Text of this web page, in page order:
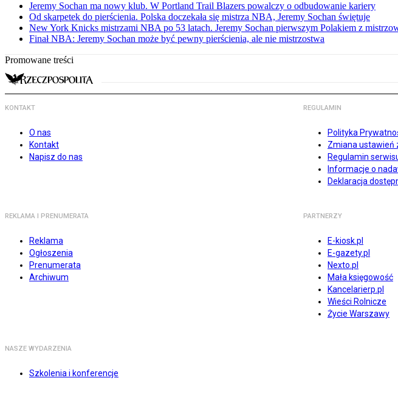
Jeremy Sochan ma nowy klub. W Portland Trail Blazers powalczy o odbudowanie kariery
Od skarpetek do pierścienia. Polska doczekała się mistrza NBA, Jeremy Sochan świętuje
New York Knicks mistrzami NBA po 53 latach. Jeremy Sochan pierwszym Polakiem z
Finał NBA: Jeremy Sochan może być pewny pierścienia, ale nie mistrzostwa
Promowane treści
KONTAKT
O nas
Kontakt
Napisz do nas
REGULAMIN
Polityka
Zmiana ustawień
Regulamin
Informacje o
Deklaracja
REKLAMA I PRENUMERATA
Reklama
Ogłoszenia
Prenumerata
Archiwum
PARTNERZY
E-kiosk.pl
E-gazety.pl
Nexto.pl
Mała księgowość
Kancelarierp.pl
Wieści Rolnicze
Życie Warszawy
NASZE WYDARZENIA
Szkolenia i konferencje